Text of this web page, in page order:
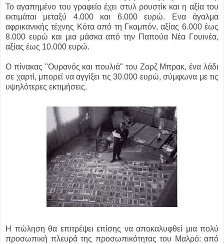
Το αγαπημένο του γραφείο έχει στυλ ρουστίκ και η αξία του
εκτιμάται μεταξύ 4.000 και 6.000 ευρώ. Ενα άγαλμα
αφρικανικής τέχνης Κότα από τη Γκαμπόν, αξίας 6.000 έως
8.000 ευρώ και μια μάσκα από την Παπούα Νέα Γουινέα,
αξίας έως 10.000 ευρώ.
Ο πίνακας "Ουρανός και πουλιά" του Ζορζ Μπρακ, ένα λάδι
σε χαρτί, μπορεί να αγγίξει τις 30.000 ευρώ, σύμφωνα με τις
υψηλότερες εκτιμήσεις.
Η πώληση θα επιτρέψει επίσης να αποκαλυφθεί μια πολύ
προσωπική πλευρά της προσωπικότητας του Μαλρό: από